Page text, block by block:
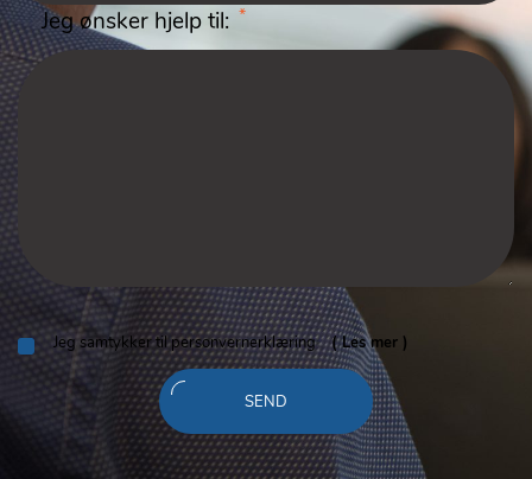
Jeg ønsker hjelp til: *
​Jeg samtykker til personvernerklæring ( Les mer )
SEND
Melding